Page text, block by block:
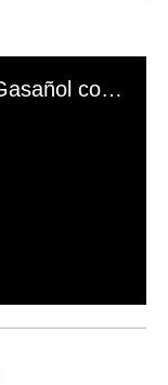
El mal momento de Yanina Gasañol con un hincha argentino en "Subrayado"